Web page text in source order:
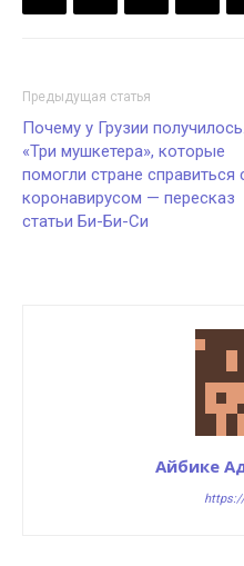
Предыдущая статья
Почему у Грузии получилось.
«Три мушкетера», которые
помогли стране справиться
коронавирусом — пересказ
статьи Би-Би-Си
Айбике